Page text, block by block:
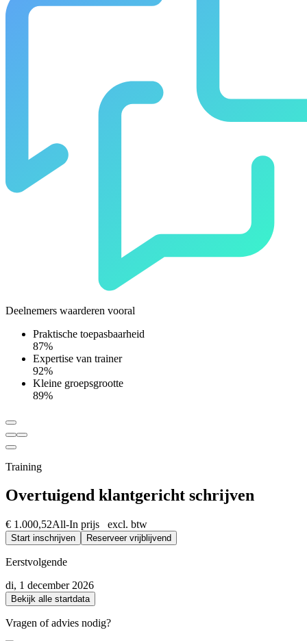
Deelnemers waarderen vooral
Praktische toepasbaarheid
87%
Expertise van trainer
92%
Kleine groepsgrootte
89%
Training
Overtuigend klantgericht schrijven
€ 1.000,52All-In prijs excl. btw
Start inschrijven Reserveer vrijblijvend
Eerstvolgende
di, 1 december 2026
Bekijk alle startdata
Vragen of advies nodig?